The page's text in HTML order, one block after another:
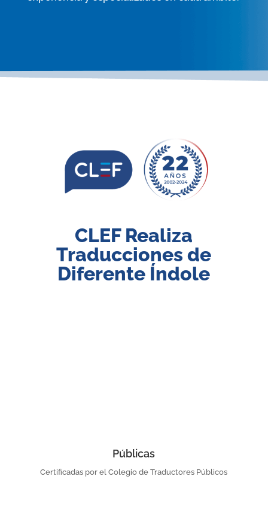
CLEF Realiza
Traducciones de
Diferente Índole
Públicas
Certificadas por el Colegio de Traductores Públicos